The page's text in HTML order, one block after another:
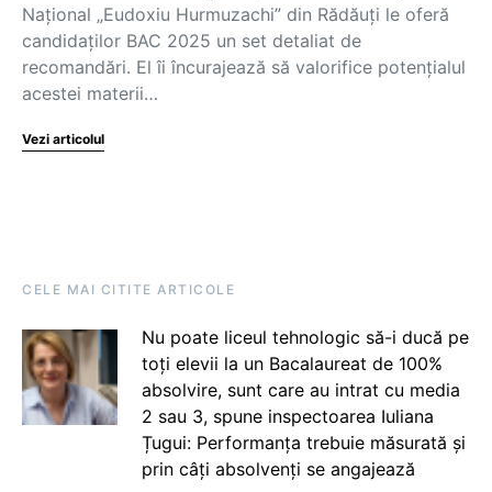
Național „Eudoxiu Hurmuzachi” din Rădăuți le oferă
candidaților BAC 2025 un set detaliat de
recomandări. El îi încurajează să valorifice potențialul
acestei materii…
Vezi articolul
CELE MAI CITITE ARTICOLE
Nu poate liceul tehnologic să-i ducă pe
toți elevii la un Bacalaureat de 100%
absolvire, sunt care au intrat cu media
2 sau 3, spune inspectoarea Iuliana
Țugui: Performanța trebuie măsurată și
prin câți absolvenți se angajează